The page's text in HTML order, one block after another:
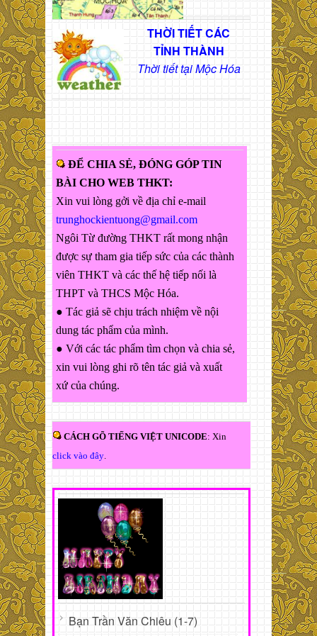
THỜI TIẾT CÁC
TỈNH THÀNH
Thời tiết tại Mộc Hóa
ĐỂ CHIA SẺ, ĐÓNG GÓP TIN
BÀI CHO WEB THKT:
Xin vui lòng gởi về địa chỉ e-mail
trunghockientuong@gmail.com
Ngôi Từ đường THKT rất mong nhận
được sự tham gia tiếp sức của các thành
viên THKT và các thế hệ tiếp nối là
THPT và THCS Mộc Hóa.
● Tác giả sẽ chịu trách nhiệm về nội
dung tác phẩm của mình.
● Với các tác phẩm tìm chọn và chia sẻ,
xin vui lòng ghi rõ tên tác giả và xuất
xứ của chúng.
CÁCH GÕ TIẾNG VIỆT UNICODE: Xin
click vào đây.
Bạn Trần Văn Chiêu (1-7)